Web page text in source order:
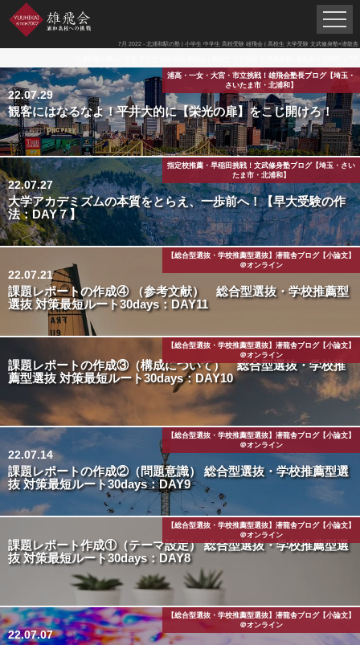
7月 2022 - 北浦和駅の塾 | 小学生 中学生 高校受験 雄飛会 | 高校生 大学受験 文武修身塾×潜龍舎
浦高・一女・大宮・市立挑戦！雄飛会塾長ブログ【埼玉・
さいたま市・北浦和】
22.07.29
観客にはなるなよ！平井大的に【栄光の扉】をこじ開けろ！
指定校推薦・早稲田挑戦！文武修身塾ブログ【埼玉・さい
たま市・北浦和】
22.07.27
大学アカデミズムの本質をとらえ、一歩前へ！【早大受験の作
法：DAY７】
【総合型選抜・学校推薦型選抜】潜龍舎ブログ【小論文】
＠オンライン
22.07.21
課題レポートの作成④ （参考文献） 総合型選抜・学校推薦型
選抜 対策最短ルート30days：DAY11
【総合型選抜・学校推薦型選抜】潜龍舎ブログ【小論文】
＠オンライン
課題レポートの作成③（構成について） 総合型選抜・学校推
薦型選抜 対策最短ルート30days：DAY10
【総合型選抜・学校推薦型選抜】潜龍舎ブログ【小論文】
＠オンライン
22.07.14
課題レポートの作成②（問題意識） 総合型選抜・学校推薦型選
抜 対策最短ルート30days：DAY9
【総合型選抜・学校推薦型選抜】潜龍舎ブログ【小論文】
＠オンライン
課題レポート作成①（テーマ設定） 総合型選抜・学校推薦型選
抜 対策最短ルート30days：DAY8
【総合型選抜・学校推薦型選抜】潜龍舎ブログ【小論文】
＠オンライン
22.07.07